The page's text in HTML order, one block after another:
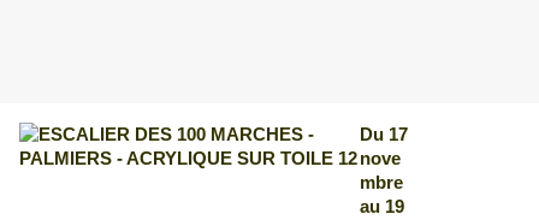
Du 17
nove
mbre
au 19